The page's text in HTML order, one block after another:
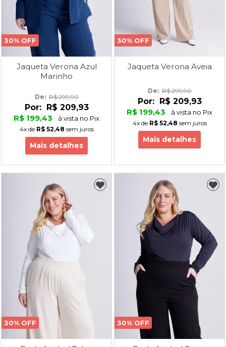
30% OFF
Jaqueta Verona Azul
Marinho
De: R$ 299,90
Por:
R$ 209,93
R$ 199,43
à vista no Pix
4xde R$ 52,48 sem juros
Mais detalhes
30% OFF
Jaqueta Verona Aveia
De: R$ 299,90
Por:
R$ 209,93
R$ 199,43
à vista no Pix
4xde R$ 52,48 sem juros
Mais detalhes
30% OFF 30% OFF